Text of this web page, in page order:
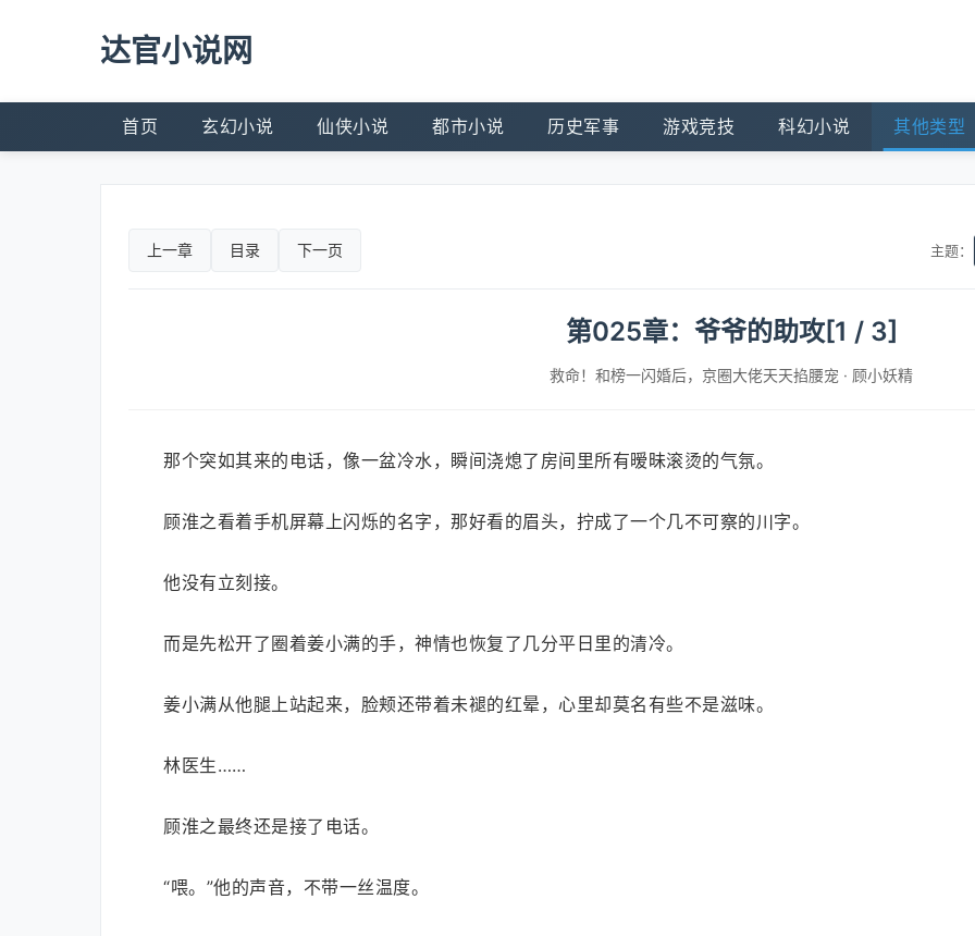
达官小说网
首页 玄幻小说 仙侠小说 都市小说 历史军事 游戏竞技 科幻小说 其他类型
上一章 目录 下一页 主题：
第025章：爷爷的助攻[1 / 3]
救命！和榜一闪婚后，京圈大佬天天掐腰宠 · 顾小妖精
那个突如其来的电话，像一盆冷水，瞬间浇熄了房间里所有暧昧滚烫的气氛。
顾淮之看着手机屏幕上闪烁的名字，那好看的眉头，拧成了一个几不可察的川字。
他没有立刻接。
而是先松开了圈着姜小满的手，神情也恢复了几分平日里的清冷。
姜小满从他腿上站起来，脸颊还带着未褪的红晕，心里却莫名有些不是滋味。
林医生……
顾淮之最终还是接了电话。
“喂。”他的声音，不带一丝温度。